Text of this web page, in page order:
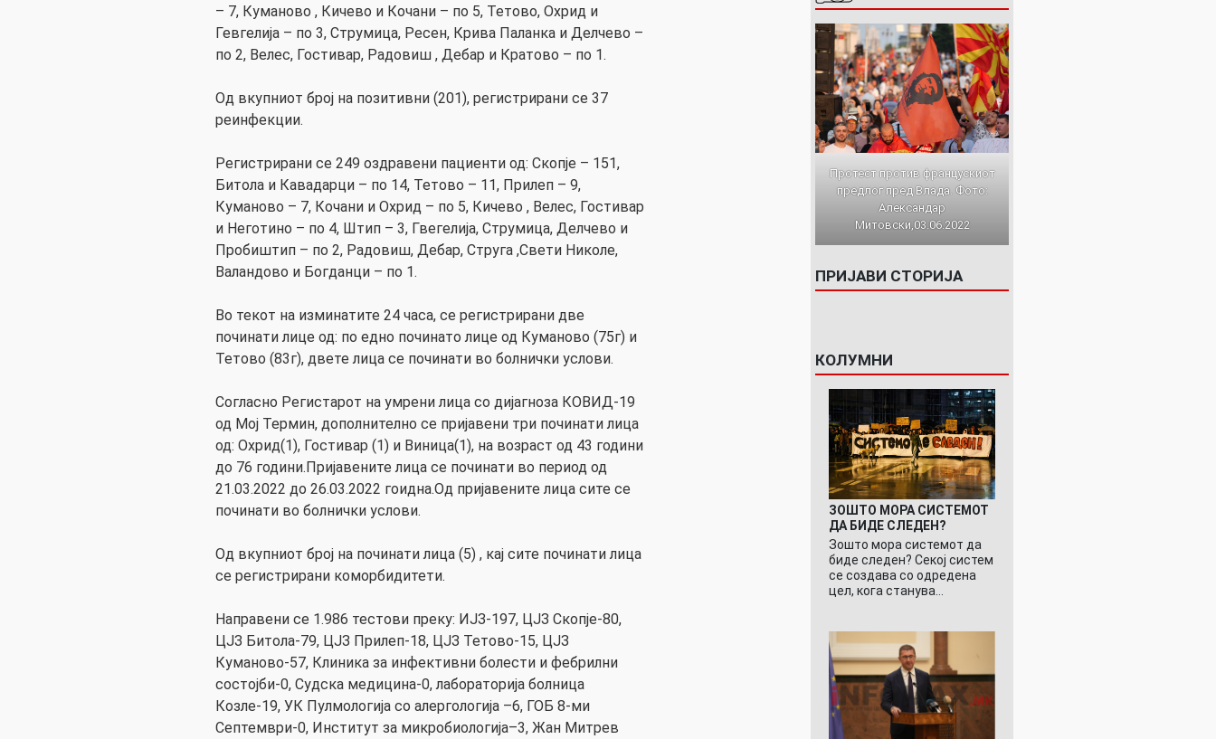
– 7, Куманово , Кичево и Кочани – по 5, Тетово, Охрид и
Гевгелија – по 3, Струмица, Ресен, Крива Паланка и Делчево –
по 2, Велес, Гостивар, Радовиш , Дебар и Кратово – по 1.
Од вкупниот број на позитивни (201), регистрирани се 37
реинфекции.
Регистрирани сe 249 оздравени пациенти од: Скопје – 151,
Битола и Кавадарци – по 14, Тетово – 11, Прилеп – 9,
Куманово – 7, Кочани и Охрид – по 5, Кичево , Велес, Гостивар
и Неготино – по 4, Штип – 3, Гвегелија, Струмица, Делчево и
Пробиштип – по 2, Радовиш, Дебар, Струга ,Свети Николе,
Валандово и Богданци – по 1.
Во текот на изминатите 24 часа, се регистрирани две
починати лице од: по едно починатo лице од Куманово (75г) и
Тетово (83г), двете лица се починати во болнички услови.
Согласно Регистарот на умрени лица со дијагноза КОВИД-19
од Мој Термин, дополнително се пријавени три починати лица
од: Охрид(1), Гостивар (1) и Виница(1), на возраст од 43 години
до 76 години.Пријавените лица се починати во период од
21.03.2022 до 26.03.2022 гоидна.Од пријавените лица сите се
починати во болнички услови.
Од вкупниот број на починати лица (5) , кај сите починати лица
се регистрирани коморбидитети.
Направени се 1.986 тестови преку: ИЈЗ-197, ЦЈЗ Скопје-80,
ЦЈЗ Битола-79, ЦЈЗ Прилеп-18, ЦЈЗ Тетово-15, ЦЈЗ
Куманово-57, Клиника за инфективни болести и фебрилни
состојби-0, Судска медицина-0, лабораторија болница
Козле-19, УК Пулмологија со алергологија –6, ГОБ 8-ми
Септември-0, Институт за микробиологија–3, Жан Митрев
Протест против францускиот
предлог пред Влада. Фото:
Александар
Митовски,03.06.2022
ПРИЈАВИ СТОРИЈА
КОЛУМНИ
ЗОШТО МОРА СИСТЕМОТ
ДА БИДЕ СЛЕДЕН?
Зошто мора системот да
биде следен? Секој систем
се создава со одредена
цел, кога станува…